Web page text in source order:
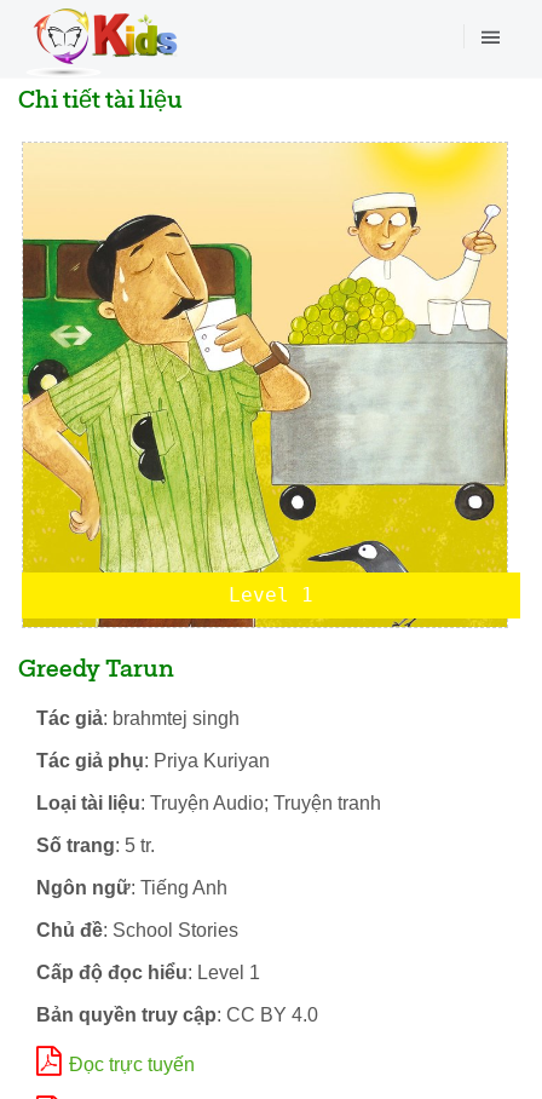
Chi tiết tài liệu
Level 1
Greedy Tarun
Tác giả: brahmtej singh
Tác giả phụ: Priya Kuriyan
Loại tài liệu: Truyện Audio; Truyện tranh
Số trang: 5 tr.
Ngôn ngữ: Tiếng Anh
Chủ đề: School Stories
Cấp độ đọc hiểu: Level 1
Bản quyền truy cập: CC BY 4.0
Đọc trực tuyến